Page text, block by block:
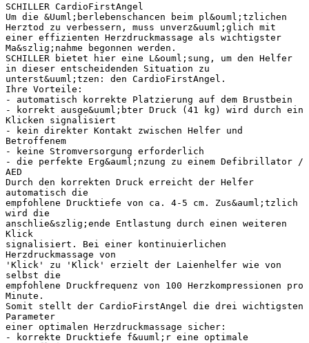
SCHILLER CardioFirstAngel
Um die &Uuml;berlebenschancen beim pl&ouml;tzlichen
Herztod zu verbessern, muss unverz&uuml;glich mit
einer effizienten Herzdruckmassage als wichtigster
Ma&szlig;nahme begonnen werden.
SCHILLER bietet hier eine L&ouml;sung, um den Helfer
in dieser entscheidenden Situation zu
unterst&uuml;tzen: den CardioFirstAngel.
Ihre Vorteile:
- automatisch korrekte Platzierung auf dem Brustbein
- korrekt ausge&uuml;bter Druck (41 kg) wird durch ein
Klicken signalisiert
- kein direkter Kontakt zwischen Helfer und
Betroffenem
- keine Stromversorgung erforderlich
- die perfekte Erg&auml;nzung zu einem Defibrillator /
AED
Durch den korrekten Druck erreicht der Helfer
automatisch die
empfohlene Drucktiefe von ca. 4-5 cm. Zus&auml;tzlich
wird die
anschlie&szlig;ende Entlastung durch einen weiteren
Klick
signalisiert. Bei einer kontinuierlichen
Herzdruckmassage von
'Klick' zu 'Klick' erzielt der Laienhelfer wie von
selbst die
empfohlene Druckfrequenz von 100 Herzkompressionen pro
Minute.
Somit stellt der CardioFirstAngel die drei wichtigsten
Parameter
einer optimalen Herzdruckmassage sicher:
- korrekte Drucktiefe f&uuml;r eine optimale